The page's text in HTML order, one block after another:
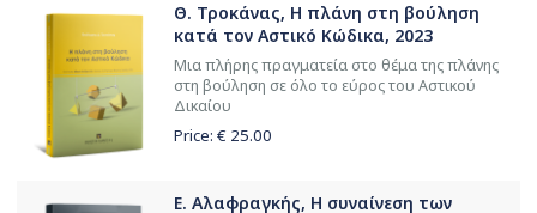
Θ. Τροκάνας, Η πλάνη στη βούληση
κατά τον Αστικό Κώδικα, 2023
Μια πλήρης πραγματεία στο θέμα της πλάνης
στη βούληση σε όλο το εύρος του Αστικού
Δικαίου
Price: € 25.00
Ε. Αλαφραγκής, Η συναίνεση των